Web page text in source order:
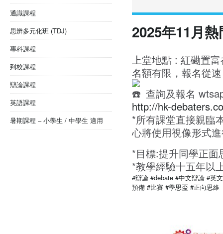
通識課程
思辨多元化班 (TDJ)
專科課程
到校課程
辯論課程
英語課程
暑期課程 – 小學生 / 中學生 適用
2025年11月
上堂地點 : 紅磡置
名額有限，報名從
查詢及報名
http://hk-
*所有課堂直接親臨
心將使用視像形式
*目標:提升同學正
*教學經驗十五年以
#辯論 #debate #中文辯論 #英
預備 #比賽 #學思盃 #正向思維